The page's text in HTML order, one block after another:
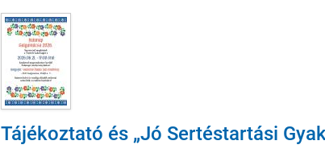
Tájékoztató és „Jó Sertéstartási